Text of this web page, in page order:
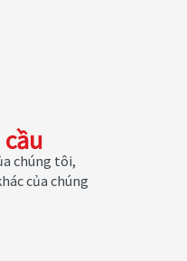
chúng tôi,
của chúng